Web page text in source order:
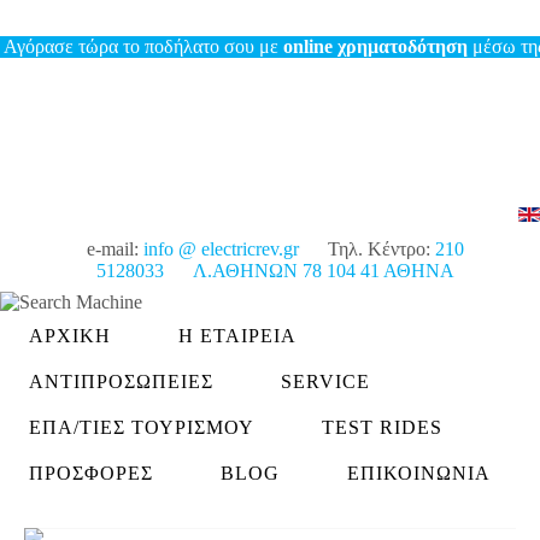
τώρα το ποδήλατο σου μεonline χρηματοδότησημέσω της
e-mail: info @ electricrev.grΤηλ. Κέντρο: 210
5128033
Λ.ΑΘΗΝΩΝ 78 104 41 ΑΘΗΝΑ
ΑΡΧΙΚΗ Η ΕΤΑΙΡΕΙΑ
ΑΝΤΙΠΡΟΣΩΠΕΙΕΣ SERVICE
ΕΠΑ/ΤΊΕΣ ΤΟΥΡΙΣΜΟΎ TEST RIDES
ΠΡΟΣΦΟΡΕΣ BLOG ΕΠΙΚΟΙΝΩΝΙΑ